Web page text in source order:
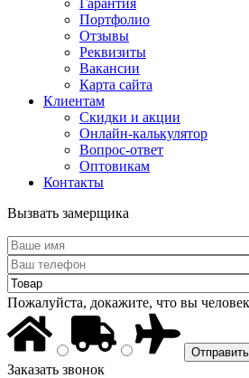
Гарантия
Портфолио
Отзывы
Реквизиты
Вакансии
Карта сайта
Клиентам
Скидки и акции
Онлайн-калькулятор
Вопрос-ответ
Оптовикам
Контакты
Вызвать замерщика
Пожалуйста, докажите, что вы
Заказать звонок